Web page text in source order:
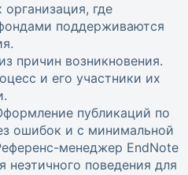
организация, где
поддерживаются
причин возникновения.
и его участники их
публикаций по
ошибок и с минимальной
менеджер EndNote
неэтичного поведения для